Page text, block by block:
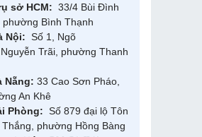
sở HCM: 33/4 Bùi Đình
phường Bình Thạnh
Nội: Số 1, Ngõ
Trãi, phường Thanh
Nẵng: 33 Cao Sơn Pháo,
An Khê
Phòng: Số 879 đại lộ Tôn
phường Hồng Bàng